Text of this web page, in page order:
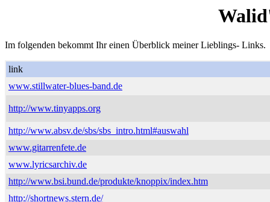
Im folgenden bekommt Ihr einen Überblick meiner Lieblings- Links.
link
www.stillwater-blues-band.de
http://www.tinyapps.org
http://www.absv.de/sbs/sbs_intro.html#auswahl
www.gitarrenfete.de
www.lyricsarchiv.de
http://www.bsi.bund.de/produkte/knoppix/index.htm
http://shortnews.stern.de/